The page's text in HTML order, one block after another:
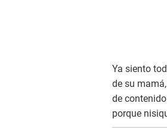
Ya siento
de su
de
porque